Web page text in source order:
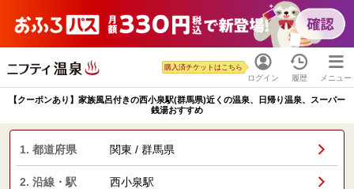
ログイン
購入済チケットはこちら
履歴 メニュー
【クーポンあり】家族風呂付きの西小泉駅(群馬県)近くの温泉、日帰り温泉、スーパー
銭湯おすすめ
1. 都道府県 関東 / 群馬県
2. 沿線・駅 西小泉駅